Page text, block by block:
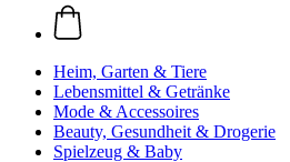
Heim, Garten & Tiere
Lebensmittel & Getränke
Mode & Accessoires
Beauty, Gesundheit & Drogerie
Spielzeug & Baby